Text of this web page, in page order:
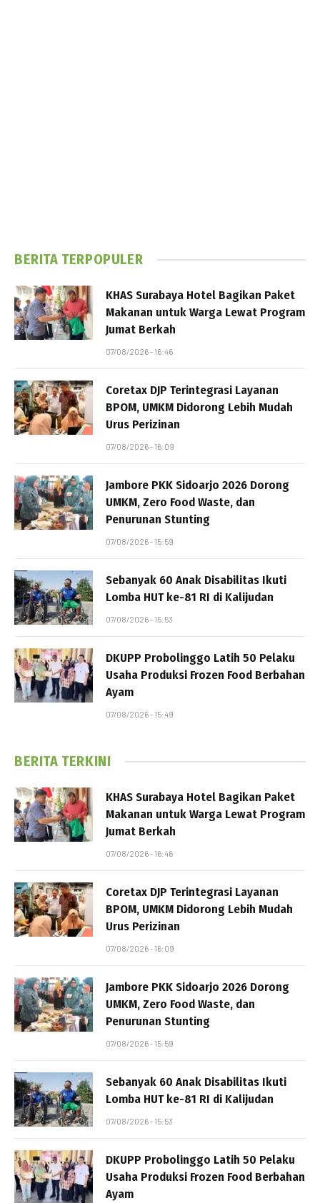
BERITA TERPOPULER
KHAS Surabaya Hotel Bagikan Paket
Makanan untuk Warga Lewat Program
Jumat Berkah
07/08/2026 - 16:46
Coretax DJP Terintegrasi Layanan
BPOM, UMKM Didorong Lebih Mudah
Urus Perizinan
07/08/2026 - 16:09
Jambore PKK Sidoarjo 2026 Dorong
UMKM, Zero Food Waste, dan
Penurunan Stunting
07/08/2026 - 15:59
Sebanyak 60 Anak Disabilitas Ikuti
Lomba HUT ke-81 RI di Kalijudan
07/08/2026 - 15:53
DKUPP Probolinggo Latih 50 Pelaku
Usaha Produksi Frozen Food Berbahan
Ayam
07/08/2026 - 15:49
BERITA TERKINI
KHAS Surabaya Hotel Bagikan Paket
Makanan untuk Warga Lewat Program
Jumat Berkah
07/08/2026 - 16:46
Coretax DJP Terintegrasi Layanan
BPOM, UMKM Didorong Lebih Mudah
Urus Perizinan
07/08/2026 - 16:09
Jambore PKK Sidoarjo 2026 Dorong
UMKM, Zero Food Waste, dan
Penurunan Stunting
07/08/2026 - 15:59
Sebanyak 60 Anak Disabilitas Ikuti
Lomba HUT ke-81 RI di Kalijudan
07/08/2026 - 15:53
DKUPP Probolinggo Latih 50 Pelaku
Usaha Produksi Frozen Food Berbahan
Ayam